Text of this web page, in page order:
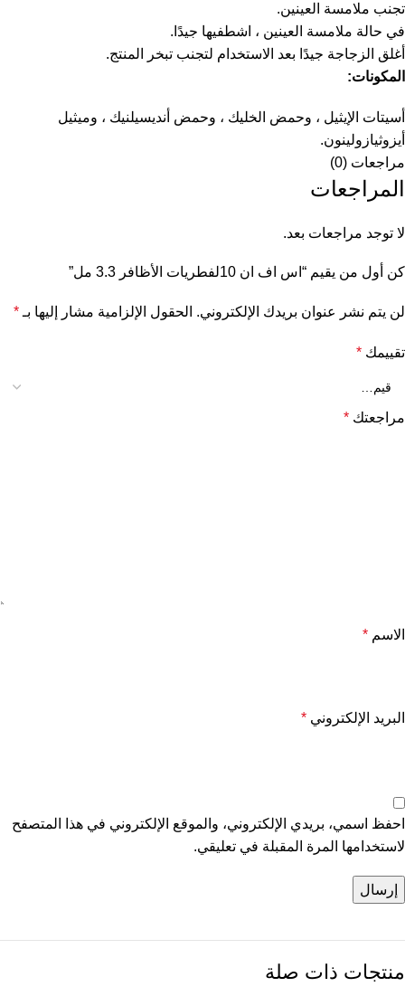
تجنب ملامسة العينين.
في حالة ملامسة العينين ، اشطفيها جيدًا.
أغلق الزجاجة جيدًا بعد الاستخدام لتجنب تبخر المنتج.
المكونات:
أسيتات الإيثيل ، وحمض الخليك ، وحمض أنديسيلنيك ، وميثيل
أيزوثيازولينون.
مراجعات (0)
المراجعات
لا توجد مراجعات بعد.
كن أول من يقيم “اس اف ان 10لفطريات الأظافر 3.3 مل”
لن يتم نشر عنوان بريدك الإلكتروني. الحقول الإلزامية مشار إليها بـ *
تقييمك *
مراجعتك *
الاسم *
البريد الإلكتروني *
احفظ اسمي، بريدي الإلكتروني، والموقع الإلكتروني في هذا المتصفح
لاستخدامها المرة المقبلة في تعليقي.
منتجات ذات صلة